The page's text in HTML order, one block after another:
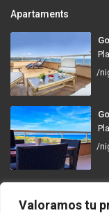
Valoramos tu
Apartaments
/
/
GolfMar Pals